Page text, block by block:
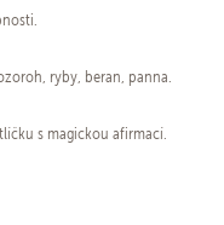
ryby, beran, panna.
s magickou afirmací.